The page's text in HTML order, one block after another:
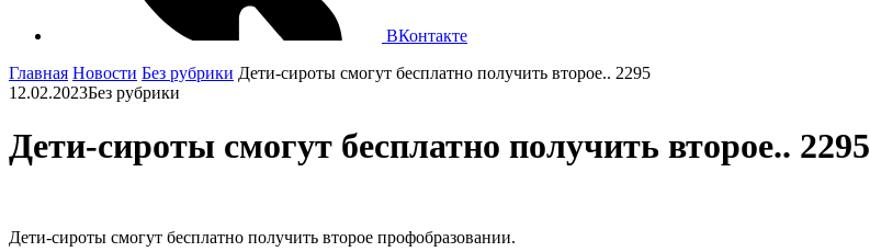
ВКонтакте
Главная Новости Без рубрики Дети-сироты смогут бесплатно получить второе.. 2295
12.02.2023Без рубрики
Дети-сироты смогут бесплатно получить второе.. 2295
Дети-сироты смогут бесплатно получить второе профобразовании.